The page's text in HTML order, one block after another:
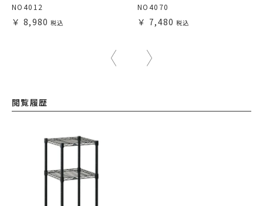
NO4012
8,980
NO4070
7,480
閲覧履歴